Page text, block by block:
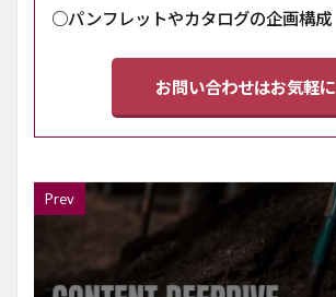
○パンフレットやカタログの企画構成
お問い合わせはお気軽に
Prev